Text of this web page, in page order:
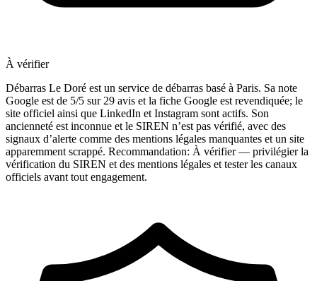
À vérifier
Débarras Le Doré est un service de débarras basé à Paris. Sa note
Google est de 5/5 sur 29 avis et la fiche Google est revendiquée; le
site officiel ainsi que LinkedIn et Instagram sont actifs. Son
ancienneté est inconnue et le SIREN n’est pas vérifié, avec des
signaux d’alerte comme des mentions légales manquantes et un site
apparemment scrappé. Recommandation: À vérifier — privilégier la
vérification du SIREN et des mentions légales et tester les canaux
officiels avant tout engagement.